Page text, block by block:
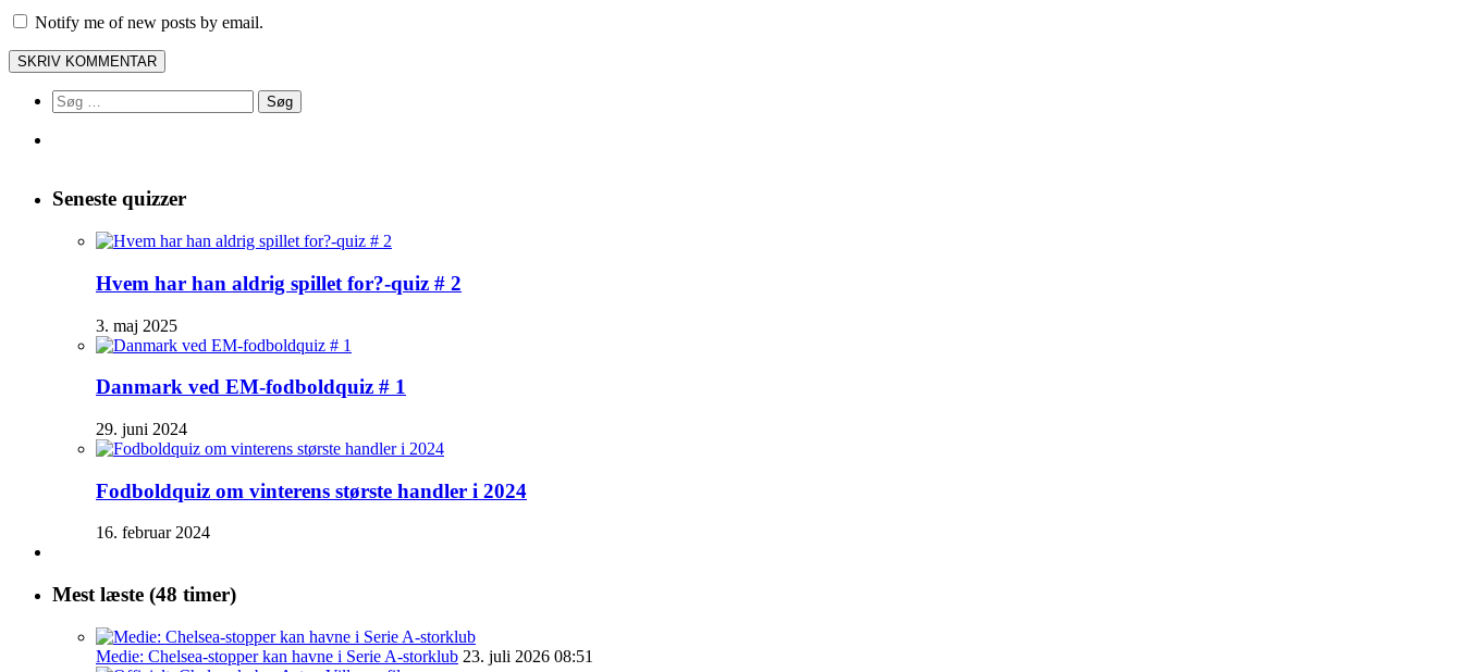
Notify me of new posts by email.
Søg
efter:
Seneste quizzer
Hvem har han aldrig spillet for?-quiz # 2
3. maj 2025
Danmark ved EM-fodboldquiz # 1
29. juni 2024
Fodboldquiz om vinterens største handler i 2024
16. februar 2024
Mest læste (48 timer)
Medie: Chelsea-stopper kan havne i Serie A-storklub 23. juli 2026 08:51